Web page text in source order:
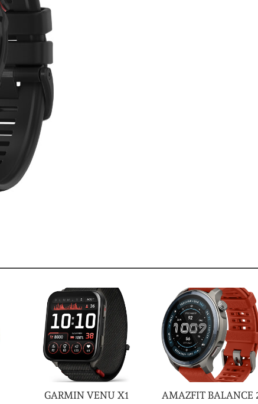
GARMIN VENU X1 AMAZFIT BALANCE